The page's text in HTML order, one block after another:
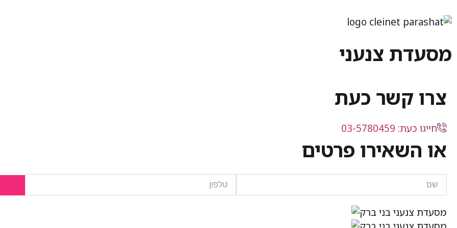
מסעדת צנעני
צרו קשר כעת
חייגו כעת: 03-5780459
או השאירו פרטים